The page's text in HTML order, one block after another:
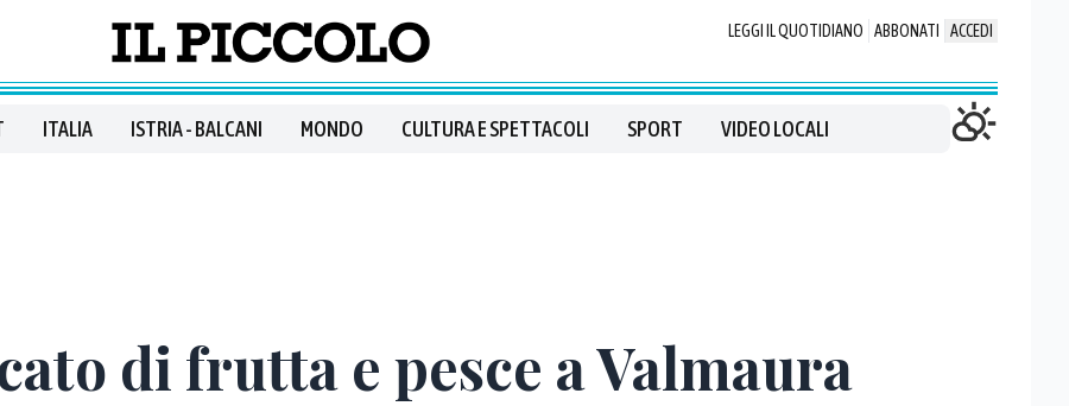
LEGGI IL QUOTIDIANO ABBONATI ACCEDI
ITALIA ISTRIA - BALCANI MONDO CULTURA E SPETTACOLI SPORT VIDEO LOCALI
di frutta e pesce a Valmaura